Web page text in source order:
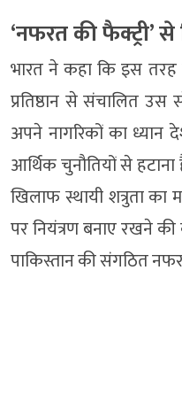
‘नफरत की फैक्ट्री’
भारत ने कहा कि इस तरह
प्रतिष्ठान से संचालित उस
अपने नागरिकों का ध्यान
आर्थिक चुनौतियों से
खिलाफ स्थायी शत्रुता का
पर नियंत्रण बनाए रखने
पाकिस्तान की संगठित